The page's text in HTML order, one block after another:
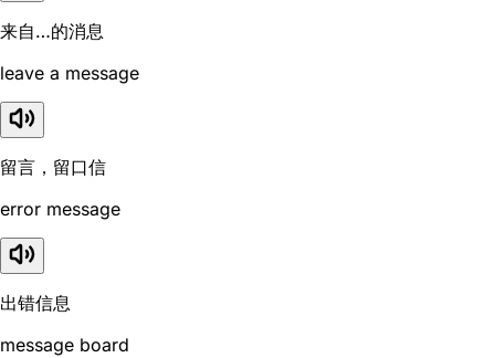
来自…的消息
leave a message
留言，留口信
error message
出错信息
message board